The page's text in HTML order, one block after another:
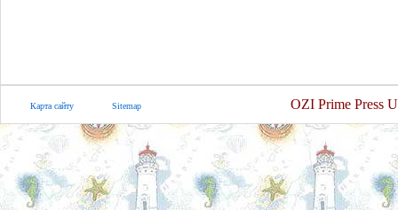
Карта сайту Sitemap OZI Prime Press